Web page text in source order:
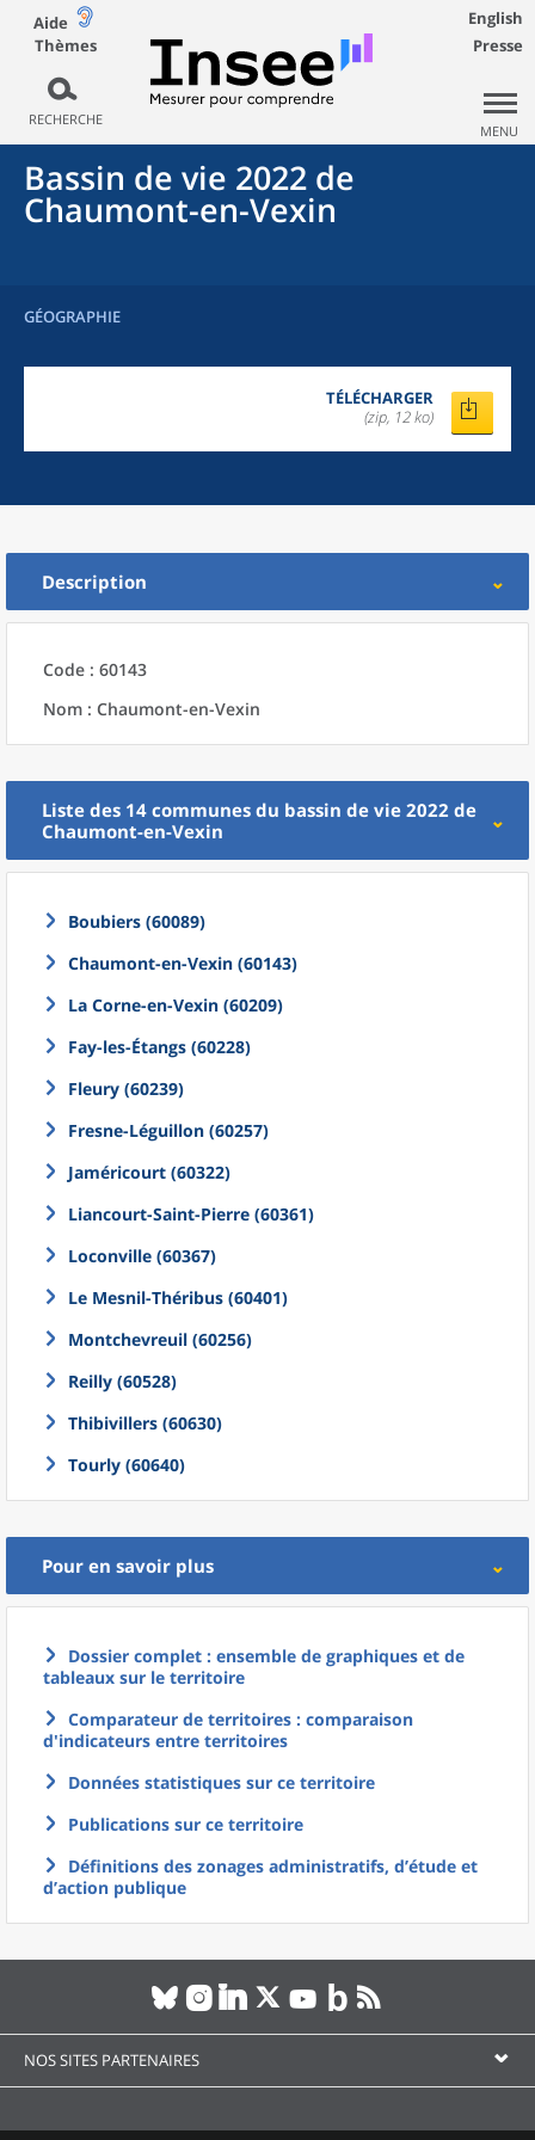
Aide
Thèmes
RECHERCHE
English
Presse
MENU
Bassin de vie 2022 de
Chaumont-en-Vexin
GÉOGRAPHIE
TÉLÉCHARGER
(zip, 12 ko)
Description
Code : 60143
Nom : Chaumont-en-Vexin
Liste des 14 communes du bassin de vie 2022 de
Chaumont-en-Vexin
Boubiers (60089)
Chaumont-en-Vexin (60143)
La Corne-en-Vexin (60209)
Fay-les-Étangs (60228)
Fleury (60239)
Fresne-Léguillon (60257)
Jaméricourt (60322)
Liancourt-Saint-Pierre (60361)
Loconville (60367)
Le Mesnil-Théribus (60401)
Montchevreuil (60256)
Reilly (60528)
Thibivillers (60630)
Tourly (60640)
Pour en savoir plus
Dossier complet : ensemble de graphiques et de
tableaux sur le territoire
Comparateur de territoires : comparaison
d'indicateurs entre territoires
Données statistiques sur ce territoire
Publications sur ce territoire
Définitions des zonages administratifs, d’étude et
d’action publique
NOS SITES PARTENAIRES